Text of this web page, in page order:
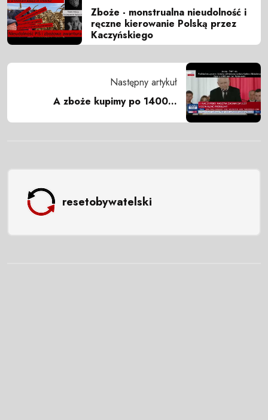
Zboże - monstrualna nieudolność i
ręczne kierowanie Polską przez
Kaczyńskiego
Następny artykuł
A zboże kupimy po 1400...
resetobywatelski